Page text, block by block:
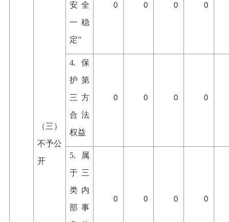
（三）
不予公
开
安全
一稳
定”
0 0 0 0
4.保
护第
三方
合法
权益
0 0 0 0
5.属
于三
类内
部事
0 0 0 0